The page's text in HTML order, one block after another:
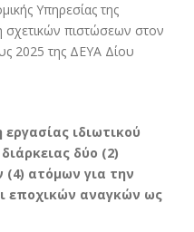
Υπηρεσίας της
πιστώσεων στον
2025 της ΔΕΥΑ Δίου
ιδιωτικού
δύο (2)
ατόμων για την
εποχικών αναγκών ως